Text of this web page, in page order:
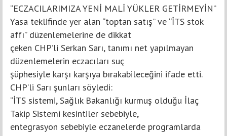
“ECZACILARIMIZA YENİ MALİ YÜKLER GETİRMEYİN”
Yasa teklifinde yer alan “toptan satış” ve “İTS stok
affı” düzenlemelerine de dikkat
çeken CHP’li Serkan Sarı, tanımı net yapılmayan
düzenlemelerin eczacıları suç
şüphesiyle karşı karşıya bırakabileceğini ifade etti.
CHP’li Sarı şunları söyledi:
“İTS sistemi, Sağlık Bakanlığı kurmuş olduğu İlaç
Takip Sistemi kesintiler sebebiyle,
entegrasyon sebebiyle eczanelerde programlarda